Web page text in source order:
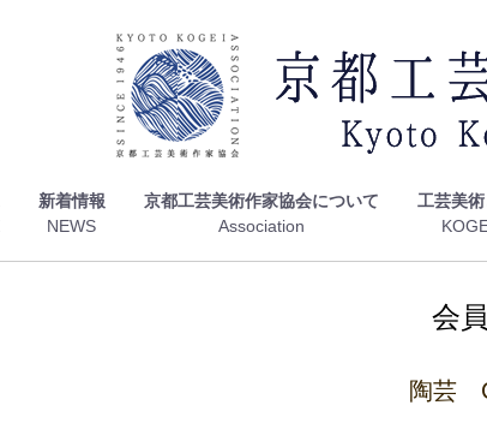
新着情報 京都工芸美術作家協会について 工芸美
会
陶芸